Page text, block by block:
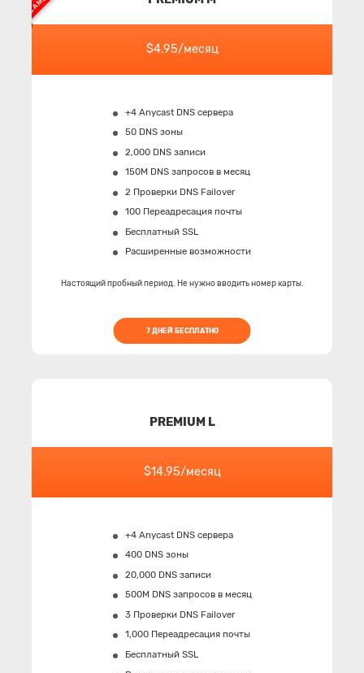
$4.95/месяц
+4 Anycast DNS сервера
50 DNS зоны
2,000 DNS записи
150M DNS запросов в месяц
2 Проверки DNS Failover
100 Переадресация почты
Бесплатный SSL
Расширенные возможности
Настоящий пробный период. Не нужно вводить номер карты.
7 ДНЕЙ БЕСПЛАТНО
PREMIUM L
$14.95/месяц
+4 Anycast DNS сервера
400 DNS зоны
20,000 DNS записи
500M DNS запросов в месяц
3 Проверки DNS Failover
1,000 Переадресация почты
Бесплатный SSL